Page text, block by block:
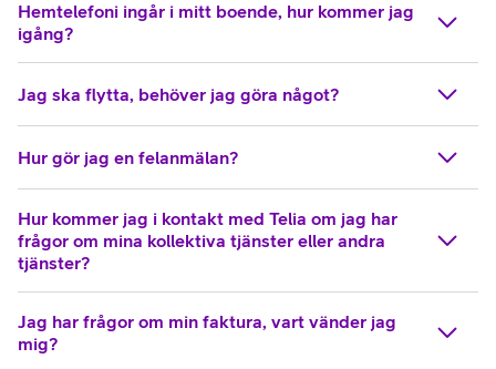
Hemtelefoni ingår i mitt boende, hur kommer jag
igång?
Jag ska flytta, behöver jag göra något?
Hur gör jag en felanmälan?
Hur kommer jag i kontakt med Telia om jag har
frågor om mina kollektiva tjänster eller andra
tjänster?
Jag har frågor om min faktura, vart vänder jag
mig?